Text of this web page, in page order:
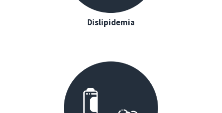
Dislipidemia